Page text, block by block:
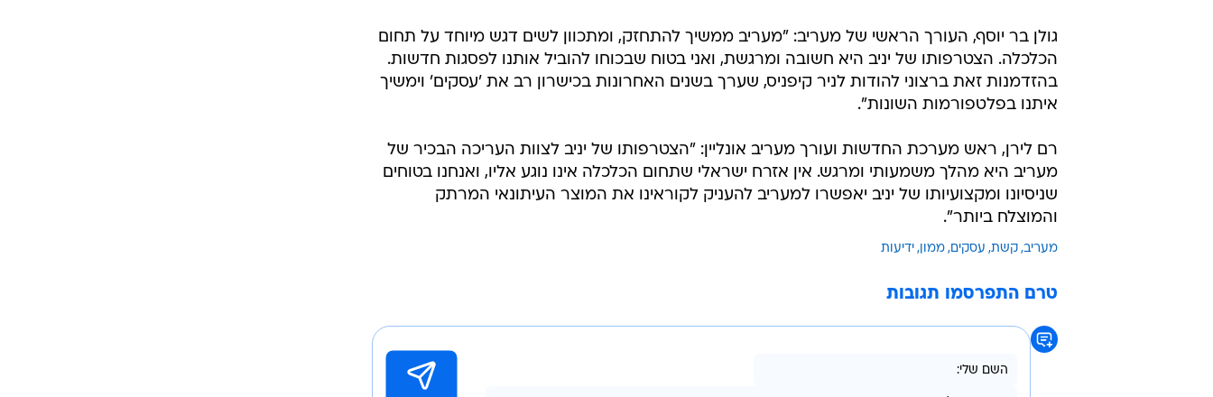
גולן בר יוסף, העורך הראשי של מעריב: "מעריב ממשיך להתחזק, ומתכוון לשים דגש מיוחד על תחום
הכלכלה. הצטרפותו של יניב היא חשובה ומרגשת, ואני בטוח שבכוחו להוביל אותנו לפסגות חדשות.
בהזדמנות זאת ברצוני להודות לניר קיפניס, שערך בשנים האחרונות בכישרון רב את 'עסקים' וימשיך
איתנו בפלטפורמות השונות".
רם לירן, ראש מערכת החדשות ועורך מעריב אונליין: "הצטרפותו של יניב לצוות העריכה הבכיר של
מעריב היא מהלך משמעותי ומרגש. אין אזרח ישראלי שתחום הכלכלה אינו נוגע אליו, ואנחנו בטוחים
שניסיונו ומקצועיותו של יניב יאפשרו למעריב להעניק לקוראינו את המוצר העיתונאי המרתק
והמוצלח ביותר".
מעריב קשת עסקים ממון ידיעות
טרם התפרסמו תגובות